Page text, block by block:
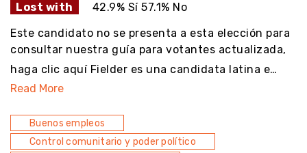
Lost with 42.9% Sí 57.1% No
Este candidato no se presenta a esta elección para
consultar nuestra guía para votantes actualizada,
haga clic aquí Fielder es una candidata latina e…
Read More
Buenos empleos
Control comunitario y poder político